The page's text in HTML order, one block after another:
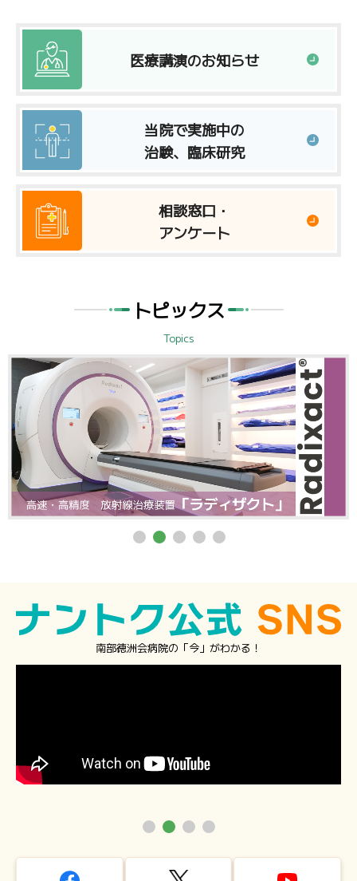
医療講演のお知らせ
当院で実施中の
治験、臨床研究
相談窓口・
アンケート
トピックス
Topics
南部徳洲会病院の「今」がわかる！